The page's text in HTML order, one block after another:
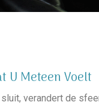
U Meteen Voelt
verandert de